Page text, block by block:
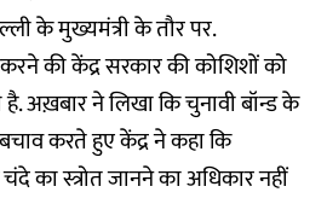
के मुख्यमंत्री के तौर पर.
की केंद्र सरकार की कोशिशों को
अख़बार ने लिखा कि चुनावी बॉन्ड के
करते हुए केंद्र ने कहा कि
का स्त्रोत जानने का अधिकार नहीं